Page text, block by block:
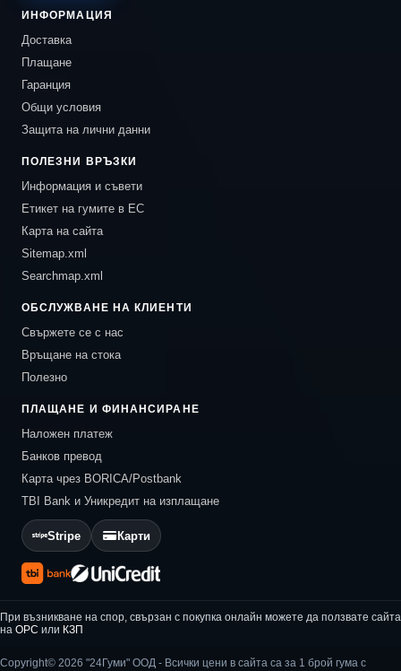
ИНФОРМАЦИЯ
Доставка
Плащане
Гаранция
Общи условия
Защита на лични данни
ПОЛЕЗНИ ВРЪЗКИ
Информация и съвети
Етикет на гумите в ЕС
Карта на сайта
Sitemap.xml
Searchmap.xml
ОБСЛУЖВАНЕ НА КЛИЕНТИ
Свържете се с нас
Връщане на стока
Полезно
ПЛАЩАНЕ И ФИНАНСИРАНЕ
Наложен платеж
Банков превод
Карта чрез BORICA/Postbank
TBI Bank и Уникредит на изплащане
Stripe Карти
При възникване на спор, свързан с покупка онлайн можете да ползвате сайта
на ОРС или КЗП
Copyright© 2026 "24Гуми" ООД - Всички цени в сайта са за 1 брой гума с